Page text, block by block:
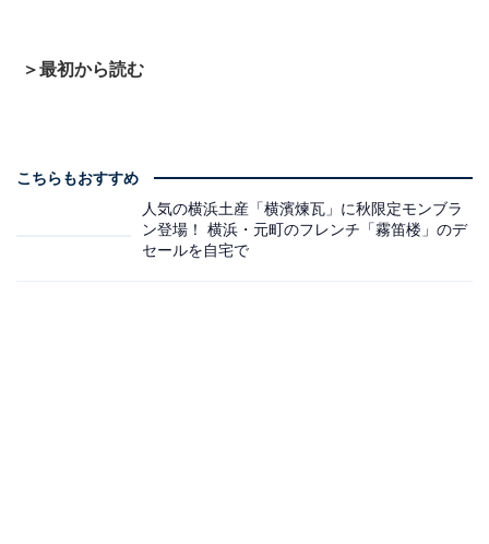
＞最初から読む
こちらもおすすめ
人気の横浜土産「横濱煉瓦」に秋限定モンブラ
ン登場！ 横浜・元町のフレンチ「霧笛楼」のデ
セールを自宅で